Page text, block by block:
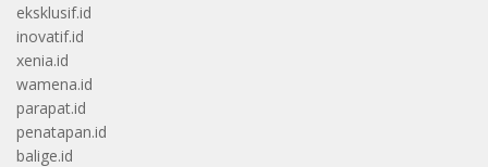
eksklusif.id
inovatif.id
xenia.id
wamena.id
parapat.id
penatapan.id
balige.id